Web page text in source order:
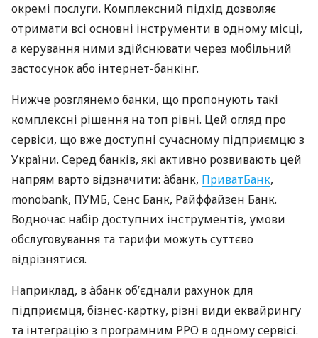
окремі послуги. Комплексний підхід дозволяє
отримати всі основні інструменти в одному місці,
а керування ними здійснювати через мобільний
застосунок або інтернет-банкінг.
Нижче розглянемо банки, що пропонують такі
комплексні рішення на топ рівні. Цей огляд про
сервіси, що вже доступні сучасному підприємцю з
України. Серед банків, які активно розвивають цей
напрям варто відзначити: àбанк, ПриватБанк,
monobank, ПУМБ, Сенс Банк, Райффайзен Банк.
Водночас набір доступних інструментів, умови
обслуговування та тарифи можуть суттєво
відрізнятися.
Наприклад, в àбанк об’єднали рахунок для
підприємця, бізнес-картку, різні види еквайрингу
та інтеграцію з програмним РРО в одному сервісі.